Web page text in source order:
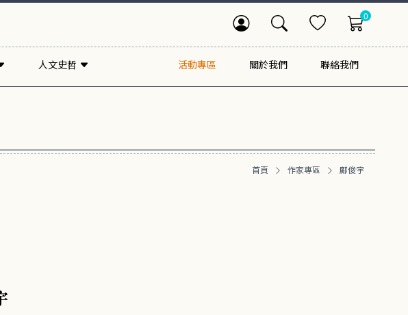
0
人文史哲 活動專區 關於我們 聯絡我們
首頁 作家專區 鄺俊宇